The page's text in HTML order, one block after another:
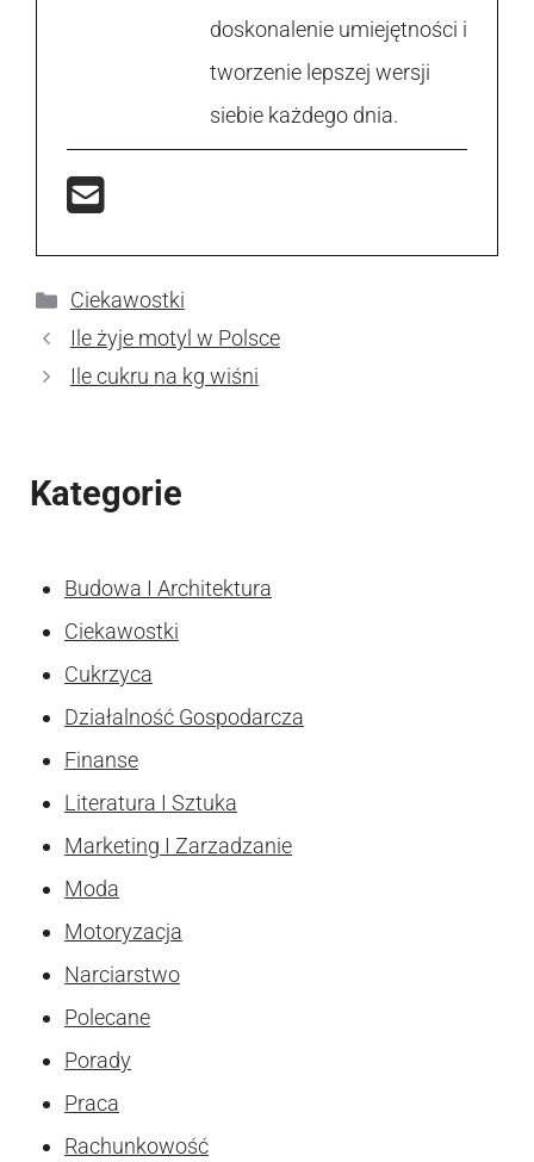
doskonalenie umiejętności i
tworzenie lepszej wersji
siebie każdego dnia.
Kategorie
Ciekawostki
Ile żyje motyl w Polsce
Ile cukru na kg wiśni
Kategorie
Budowa I Architektura
Ciekawostki
Cukrzyca
Działalność Gospodarcza
Finanse
Literatura I Sztuka
Marketing I Zarzadzanie
Moda
Motoryzacja
Narciarstwo
Polecane
Porady
Praca
Rachunkowość